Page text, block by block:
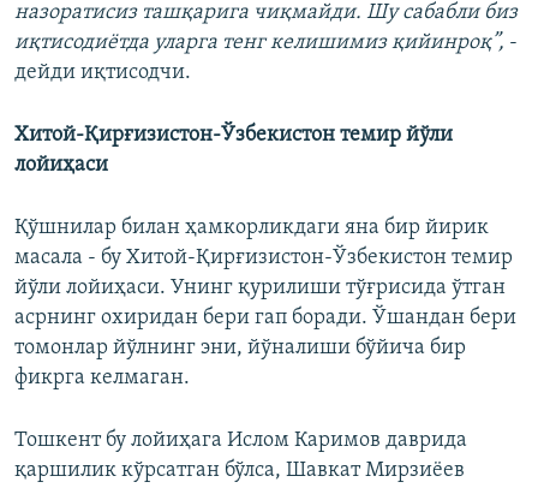
назоратисиз ташқарига чиқмайди. Шу сабабли биз
иқтисодиётда уларга тенг келишимиз қийинроқ”, -
дейди иқтисодчи.
Хитой-Қирғизистон-Ўзбекистон темир йўли
лойиҳаси
Қўшнилар билан ҳамкорликдаги яна бир йирик
масала - бу Хитой-Қирғизистон-Ўзбекистон темир
йўли лойиҳаси. Унинг қурилиши тўғрисида ўтган
асрнинг охиридан бери гап боради. Ўшандан бери
томонлар йўлнинг эни, йўналиши бўйича бир
фикрга келмаган.
Тошкент бу лойиҳага Ислом Каримов даврида
қаршилик кўрсатган бўлса, Шавкат Мирзиёев